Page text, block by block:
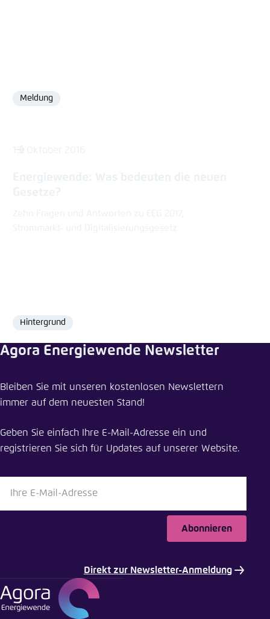
Format
Meldung
Format
Hintergrund
Die neuen Strommarktgesetze verstehen
LinkedIn
Bluesky
In die Zwischenablage kopieren
Agora Energiewende Newsletter
Bleiben Sie mit unseren kostenlosen Newslettern
immer auf dem neuesten Stand!
Geben Sie einfach Ihre E-Mail-Adresse ein und
registrieren Sie sich für Updates auf unserer Website.
Abonnieren
Direkt zur Newsletter-Anmeldung